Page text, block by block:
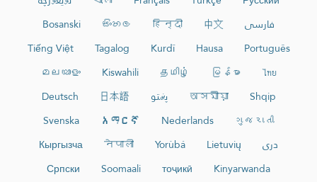
Bosanski
සිංහල हिन्दी 中文
فارسی
Tiếng Việt
Tagalog Kurdî Hausa
Português
മലയാളം
Kiswahili தமிழ் မြန်မာ
ไทย
Deutsch
日本語 پښتو অসমীয়া
Shqip
Svenska
አማርኛ Nederlands
ગુજરાતી
Кыргызча
नेपाली Yorùbá Lietuvių
دری
Српски
Soomaali тоҷикӣ
Kinyarwanda